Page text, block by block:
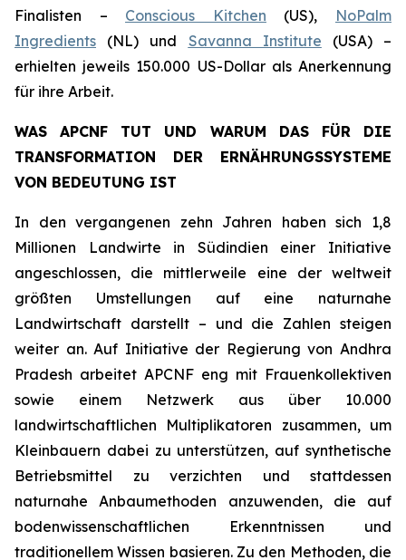
Finalisten – Conscious Kitchen (US), NoPalm
Ingredients (NL) und Savanna Institute (USA) –
erhielten jeweils 150.000 US-Dollar als Anerkennung
für ihre Arbeit.
WAS APCNF TUT UND WARUM DAS FÜR DIE
TRANSFORMATION DER ERNÄHRUNGSSYSTEME
VON BEDEUTUNG IST
In den vergangenen zehn Jahren haben sich 1,8
Millionen Landwirte in Südindien einer Initiative
angeschlossen, die mittlerweile eine der weltweit
größten Umstellungen auf eine naturnahe
Landwirtschaft darstellt – und die Zahlen steigen
weiter an. Auf Initiative der Regierung von Andhra
Pradesh arbeitet APCNF eng mit Frauenkollektiven
sowie einem Netzwerk aus über 10.000
landwirtschaftlichen Multiplikatoren zusammen, um
Kleinbauern dabei zu unterstützen, auf synthetische
Betriebsmittel zu verzichten und stattdessen
naturnahe Anbaumethoden anzuwenden, die auf
bodenwissenschaftlichen Erkenntnissen und
traditionellem Wissen basieren. Zu den Methoden, die